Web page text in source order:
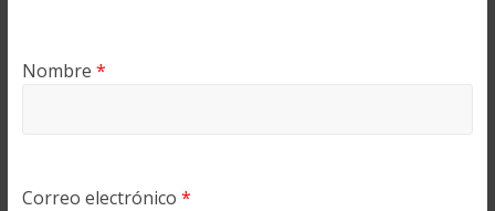
Nombre *
Correo electrónico *